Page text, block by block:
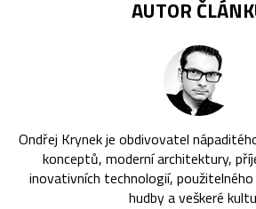
AUTOR
Ondřej Krynek je obdivovatel
konceptů, moderní architektury,
inovativních technologií,
hudby a veškeré